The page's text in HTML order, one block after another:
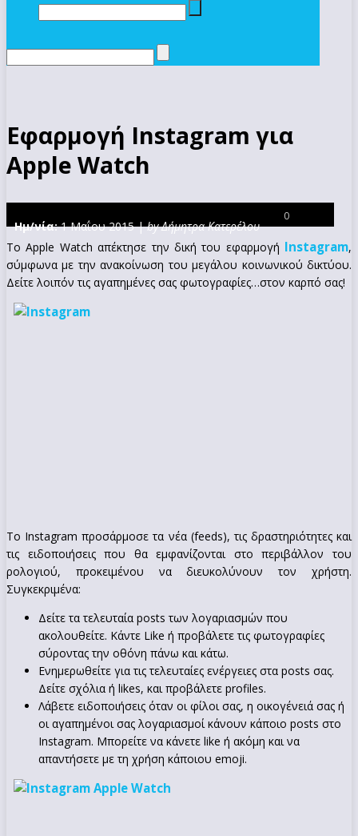
Εφαρμογή Instagram για
Apple Watch
Ημ/νία:1 Μαΐου 2015 |by Δήμητρα Κατερέλου
0
Το Apple Watch απέκτησε την δική του εφαρμογή Instagram,
σύμφωνα με την ανακοίνωση του μεγάλου κοινωνικού δικτύου.
Δείτε λοιπόν τις αγαπημένες σας φωτογραφίες…στον καρπό σας!
Το Instagram προσάρμοσε τα νέα (feeds), τις δραστηριότητες και
τις ειδοποιήσεις που θα εμφανίζονται στο περιβάλλον του
ρολογιού, προκειμένου να διευκολύνουν τον χρήστη.
Συγκεκριμένα:
Δείτε τα τελευταία posts των λογαριασμών που
ακολουθείτε. Κάντε Like ή προβάλετε τις φωτογραφίες
σύροντας την οθόνη πάνω και κάτω.
Ενημερωθείτε για τις τελευταίες ενέργειες στα posts σας.
Δείτε σχόλια ή likes, και προβάλετε profiles.
Λάβετε ειδοποιήσεις όταν οι φίλοι σας, η οικογένειά σας ή
οι αγαπημένοι σας λογαριασμοί κάνουν κάποιο posts στο
Instagram. Μπορείτε να κάνετε like ή ακόμη και να
απαντήσετε με τη χρήση κάποιου emoji.